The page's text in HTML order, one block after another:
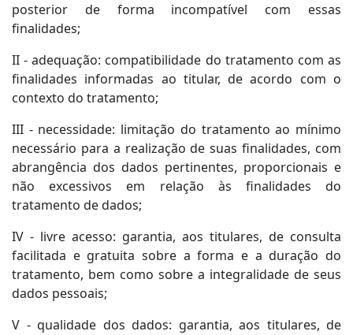
posterior de forma incompatível com essas
finalidades;
II - adequação: compatibilidade do tratamento com as
finalidades informadas ao titular, de acordo com o
contexto do tratamento;
III - necessidade: limitação do tratamento ao mínimo
necessário para a realização de suas finalidades, com
abrangência dos dados pertinentes, proporcionais e
não excessivos em relação às finalidades do
tratamento de dados;
IV - livre acesso: garantia, aos titulares, de consulta
facilitada e gratuita sobre a forma e a duração do
tratamento, bem como sobre a integralidade de seus
dados pessoais;
V - qualidade dos dados: garantia, aos titulares, de